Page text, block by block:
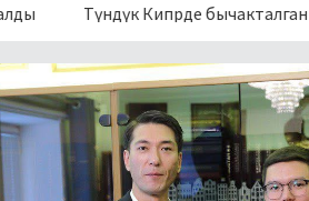
Түндүк Кипрде бычакталган